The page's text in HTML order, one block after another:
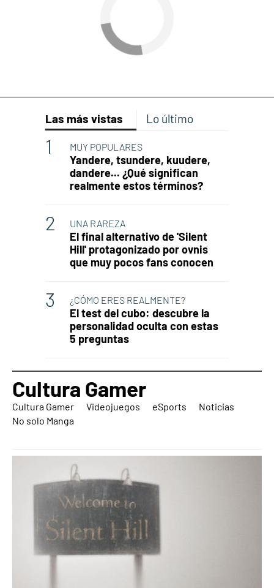
Las más vistas Lo último
MUY POPULARES
Yandere, tsundere, kuudere,
dandere... ¿Qué significan
realmente estos términos?
UNA RAREZA
El final alternativo de 'Silent
Hill' protagonizado por ovnis
que muy pocos fans conocen
¿CÓMO ERES REALMENTE?
El test del cubo: descubre la
personalidad oculta con estas
5 preguntas
Cultura Gamer
Cultura Gamer Videojuegos eSports
Noticias
No solo Manga